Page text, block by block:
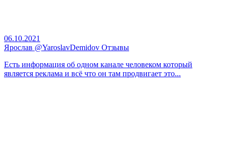
06.10.2021
Ярослав @YaroslavDemidov Отзывы
Есть информация об одном канале человеком который
является реклама и всё что он там продвигает это...